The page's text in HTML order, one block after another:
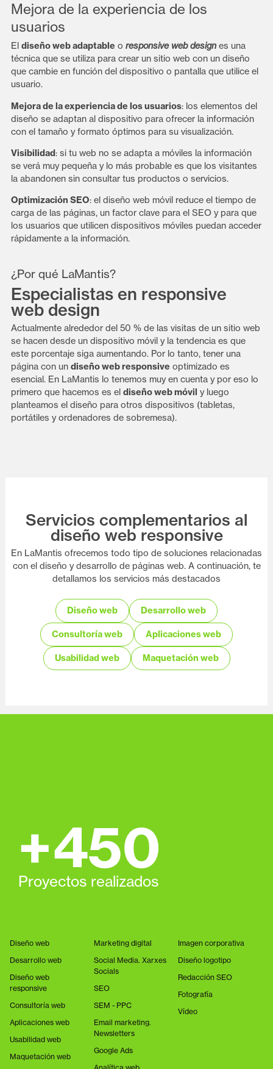
Mejora de la experiencia de los
usuarios
El diseño web adaptable o responsive web design es una
técnica que se utiliza para crear un sitio web con un diseño
que cambie en función del dispositivo o pantalla que utilice el
usuario.
Mejora de la experiencia de los usuarios: los elementos del
diseño se adaptan al dispositivo para ofrecer la información
con el tamaño y formato óptimos para su visualización.
Visibilidad: si tu web no se adapta a móviles la información
se verá muy pequeña y lo más probable es que los visitantes
la abandonen sin consultar tus productos o servicios.
Optimización SEO: el diseño web móvil reduce el tiempo de
carga de las páginas, un factor clave para el SEO y para que
los usuarios que utilicen dispositivos móviles puedan acceder
rápidamente a la información.
¿Por qué LaMantis?
Especialistas en responsive
web design
Actualmente alrededor del 50 % de las visitas de un sitio web
se hacen desde un dispositivo móvil y la tendencia es que
este porcentaje siga aumentando. Por lo tanto, tener una
página con un diseño web responsive optimizado es
esencial. En LaMantis lo tenemos muy en cuenta y por eso lo
primero que hacemos es el diseño web móvil y luego
planteamos el diseño para otros dispositivos (tabletas,
portátiles y ordenadores de sobremesa).
Servicios complementarios al
diseño web responsive
En LaMantis ofrecemos todo tipo de soluciones relacionadas
con el diseño y desarrollo de páginas web. A continuación, te
detallamos los servicios más destacados
Diseño web Desarrollo web
Consultoría web Aplicaciones web
Usabilidad web Maquetación web
+450
Proyectos realizados
Diseño web
Desarrollo web
Diseño web
responsive
Consultoría web
Aplicaciones web
Usabilidad web
Maquetación web
Marketing digital
Social Media. Xarxes
Socials
SEO
SEM - PPC
Email marketing.
Newsletters
Google Ads
Imagen corporativa
Diseño logotipo
Redacción SEO
Fotografía
Vídeo